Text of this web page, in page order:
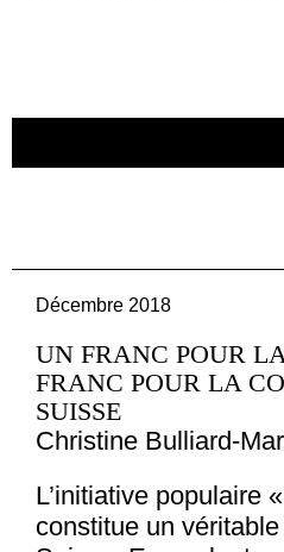
Décembre 2018
UN FRANC POUR
FRANC POUR LA
SUISSE
Christine Bulliard-
L’initiative populaire
constitue un